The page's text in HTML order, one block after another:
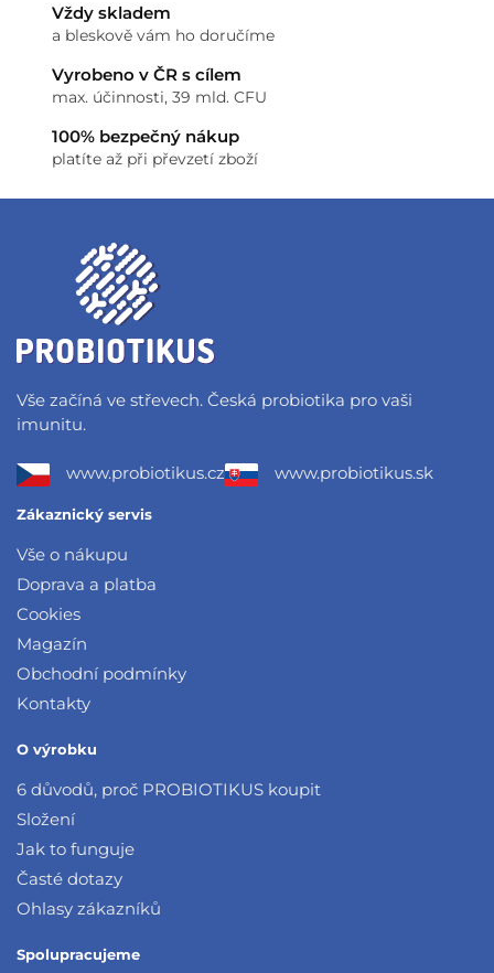
Vždy skladem
a bleskově vám ho doručíme
Vyrobeno v ČR s cílem
max. účinnosti, 39 mld. CFU
100% bezpečný nákup
platíte až při převzetí zboží
Vše začíná ve střevech. Česká probiotika pro vaši
imunitu.
www.probiotikus.cz www.probiotikus.sk
Zákaznický servis
Vše o nákupu
Doprava a platba
Cookies
Magazín
Obchodní podmínky
Kontakty
O výrobku
6 důvodů, proč PROBIOTIKUS koupit
Složení
Jak to funguje
Časté dotazy
Ohlasy zákazníků
Spolupracujeme